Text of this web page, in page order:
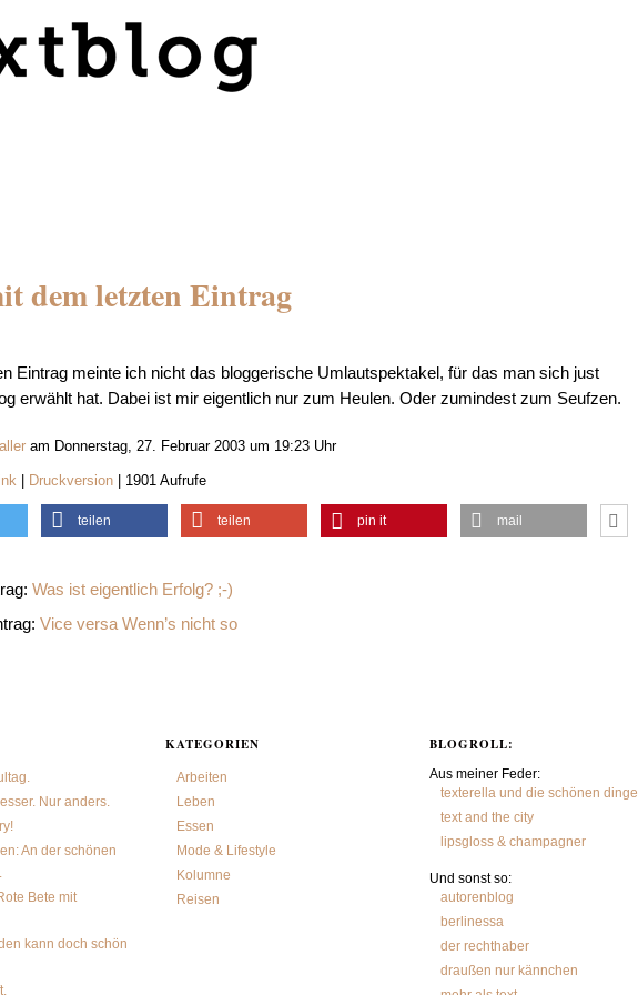
dem letzten Eintrag
Eintrag meinte ich nicht das bloggerische Umlautspektakel, für das man sich just
erwählt hat. Dabei ist mir eigentlich nur zum Heulen. Oder zumindest zum Seufzen.
am Donnerstag, 27. Februar 2003 um 19:23 Uhr
| Druckversion| 1901 Aufrufe
teilen teilen pin it mail
Was ist eigentlich Erfolg? ;-)
Vice versa Wenn’s nicht so
Nur anders.
An der schönen
Bete mit
kann doch schön
KATEGORIEN
Arbeiten
Leben
Essen
Mode & Lifestyle
Kolumne
Reisen
BLOGROLL:
Aus meiner Feder:
texterella und die schönen dinge
text and the city
lipsgloss & champagner
Und sonst so:
autorenblog
berlinessa
der rechthaber
draußen nur kännchen